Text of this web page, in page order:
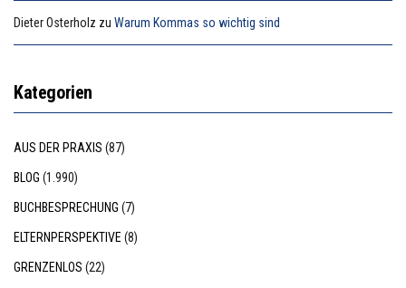
Dieter Osterholz zu Warum Kommas so wichtig sind
Kategorien
AUS DER PRAXIS (87)
BLOG (1.990)
BUCHBESPRECHUNG (7)
ELTERNPERSPEKTIVE (8)
GRENZENLOS (22)